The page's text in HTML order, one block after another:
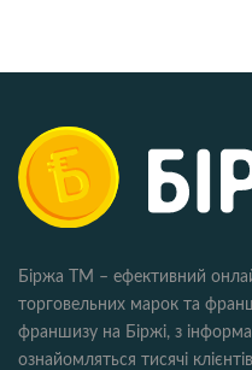
Біржа ТМ – ефективний
торговельних марок та
франшизу на Біржі, з
ознайомляться тисячі